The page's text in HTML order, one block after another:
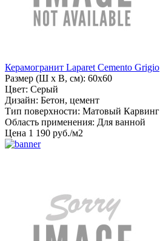
Керамогранит Laparet Cemento Grigio
Размер (Ш х В, см): 60х60
Цвет: Серый
Дизайн: Бетон, цемент
Тип поверхности: Матовый Карвинг
Область применения: Для ванной
Цена 1 190 руб./м2